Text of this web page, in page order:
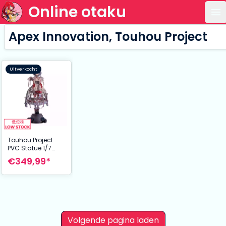
Online otaku
Apex Innovation, Touhou Project
Uitverkocht
Touhou Project
PVC Statue 1/7
Remilia Scarlet
Blood Ver. 29 cm
€349,99*
Volgende pagina laden